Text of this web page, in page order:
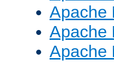
Apache
Apache
Apache